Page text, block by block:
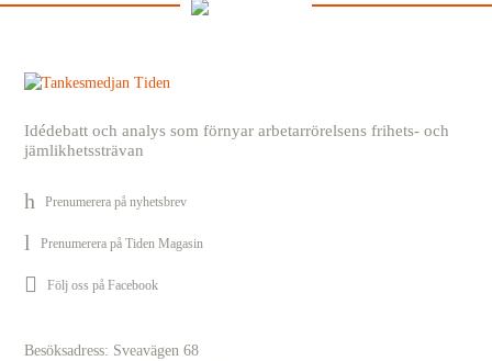
Idédebatt och analys som förnyar arbetarrörelsens frihets- och
jämlikhetssträvan
Prenumerera på nyhetsbrev
Prenumerera på Tiden Magasin
Följ oss på Facebook
Besöksadress: Sveavägen 68